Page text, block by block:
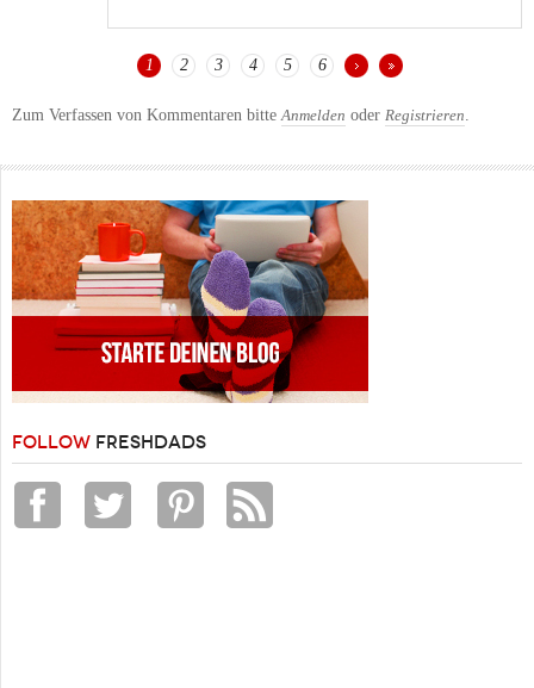
1 2 3 4 5 6
Zum Verfassen von Kommentaren bitte Anmelden oder Registrieren
FOLLOW FRESHDADS